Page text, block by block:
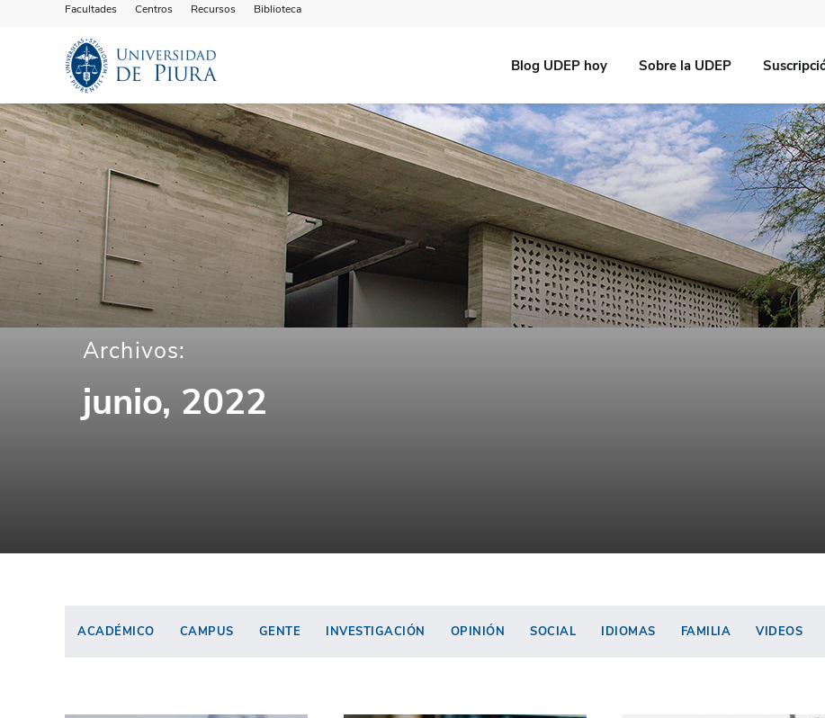
Facultades Centros Recursos Biblioteca
Blog UDEP hoy Sobre la UDEP
Archivos:
junio, 2022
ACADÉMICO CAMPUS GENTE INVESTIGACIÓN OPINIÓN SOCIAL IDIOMAS FAMILIA VIDEOS